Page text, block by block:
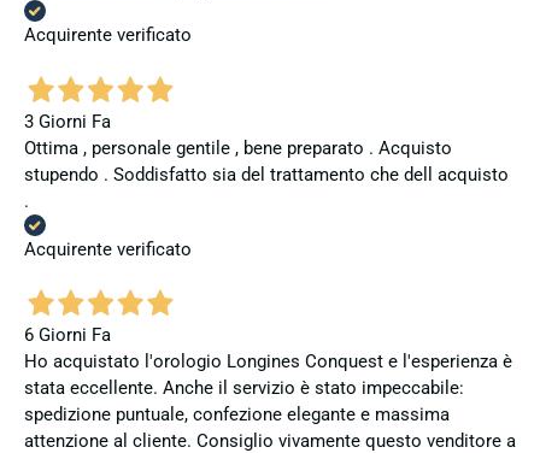
Acquirente verificato
3 Giorni Fa
Ottima , personale gentile , bene preparato . Acquisto
stupendo . Soddisfatto sia del trattamento che dell acquisto
.
Acquirente verificato
6 Giorni Fa
Ho acquistato l'orologio Longines Conquest e l'esperienza è
stata eccellente. Anche il servizio è stato impeccabile:
spedizione puntuale, confezione elegante e massima
attenzione al cliente. Consiglio vivamente questo venditore a